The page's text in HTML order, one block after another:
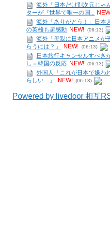
海外「日本だけ別次元じゃ
ターが『世界で唯一の国...
海外「ありがとう！」日本
の英雄も超感動 NEW! (06:13)
海外「母親に日本アニメが
らうには？」
NEW! (06:13)
日本旅行キャンセルすべ
し＝韓国の反応 NEW! (06:13)
外国人「これが日本で嫌わ
らしい…」
NEW! (06:13)
Powered by livedoor 相互